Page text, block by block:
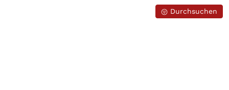
Durchsuchen